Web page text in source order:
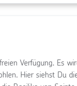
Sie wurde 1985
Verfügung. Es
Hier siehst Du